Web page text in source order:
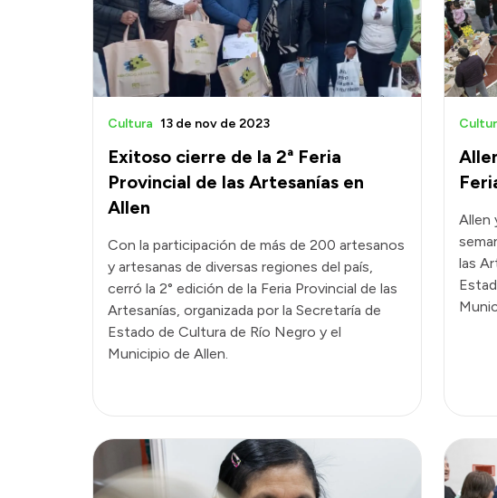
Exitoso cierre de la 2ª Feria
Provincial de las Artesanías en
Allen
Cultura 13 de nov de 2023
Con la participación de más de 200 artesanos
y artesanas de diversas regiones del país,
cerró la 2° edición de la Feria Provincial de las
Artesanías, organizada por la Secretaría de
Estado de Cultura de Río Negro y el
Municipio de Allen.
Allen
las